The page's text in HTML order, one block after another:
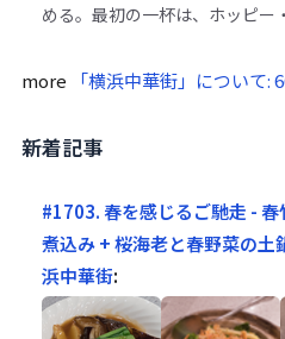
める。最初の一杯は、ホッピー
more 「横浜中華街」について:
新着記事
#1703. 春を感じるご馳走 -
煮込み + 桜海老と春野菜の土
浜中華街: